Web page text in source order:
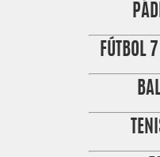
FÚTBOL